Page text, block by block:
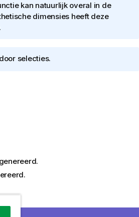
kan natuurlijk overal in de
dimensies heeft deze
selecties.